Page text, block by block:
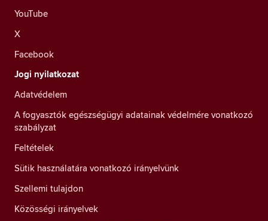
YouTube
X
Facebook
Jogi nyilatkozat
Adatvédelem
A fogyasztók egészségügyi adatainak védelmére vonatkozó
szabályzat
Feltételek
Sütik használatára vonatkozó irányelvünk
Szellemi tulajdon
Közösségi irányelvek